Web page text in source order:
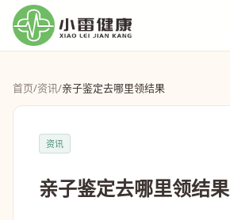
首页/资讯/亲子鉴定去哪里领结果
资讯
亲子鉴定去哪里领结果